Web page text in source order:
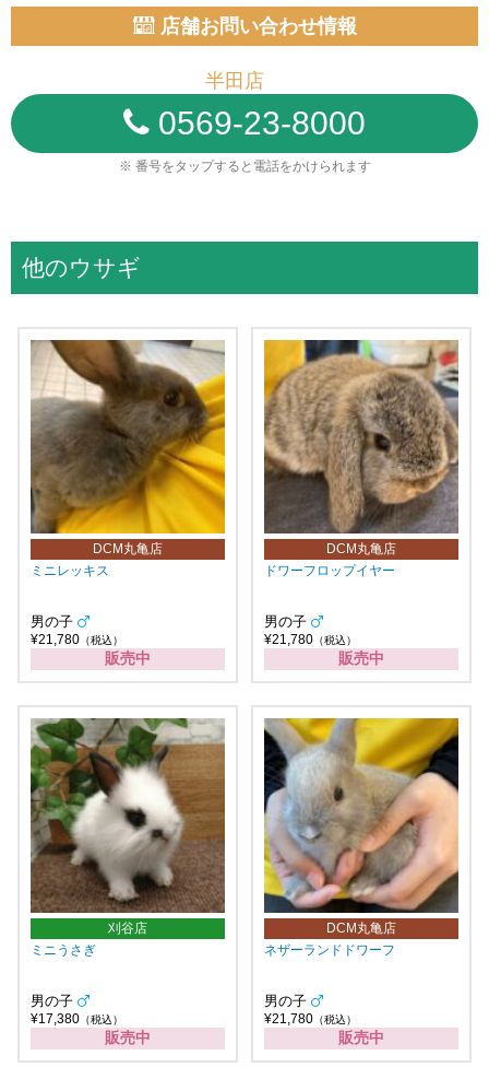
店舗お問い合わせ情報
半田店
0569-23-8000
※ 番号をタップすると電話をかけられます
他のウサギ
DCM丸亀店
ミニレッキス
男の子
¥21,780 （税込）
販売中
DCM丸亀店
ドワーフロップイヤー
男の子
¥21,780 （税込）
販売中
刈谷店
ミニうさぎ
男の子
¥17,380 （税込）
販売中
DCM丸亀店
ネザーランドドワーフ
男の子
¥21,780 （税込）
販売中